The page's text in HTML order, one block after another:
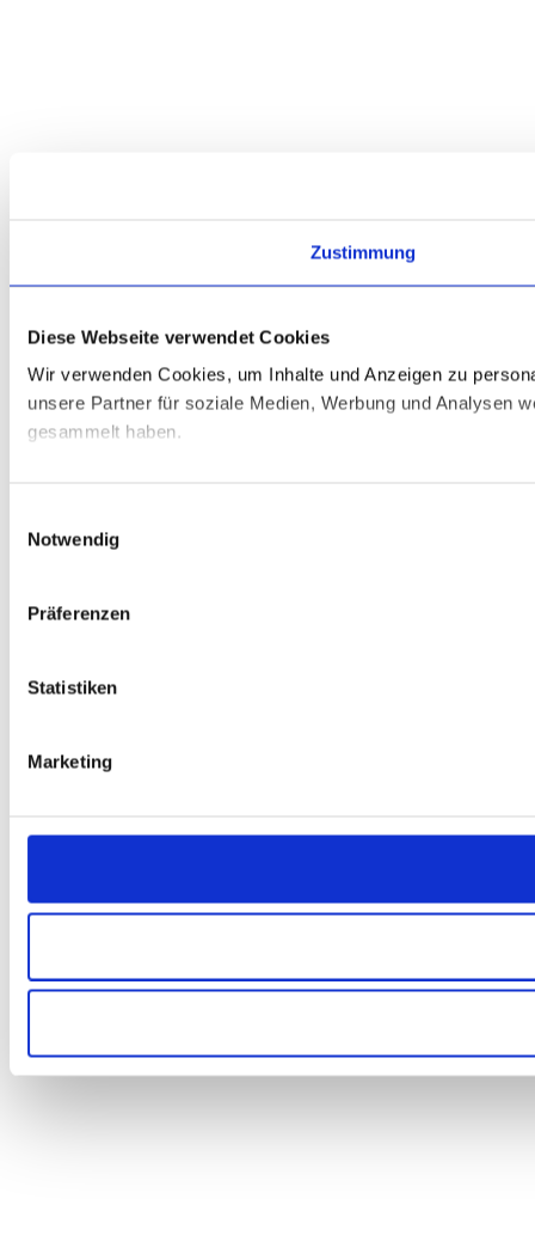
Zustimmung
Diese Webseite verwendet Cookies
Wir verwenden Cookies, um Inhalte und Anzeigen zu
unsere Partner für soziale Medien, Werbung und Analysen
gesammelt haben.
Notwendig
Präferenzen
Statistiken
Marketing